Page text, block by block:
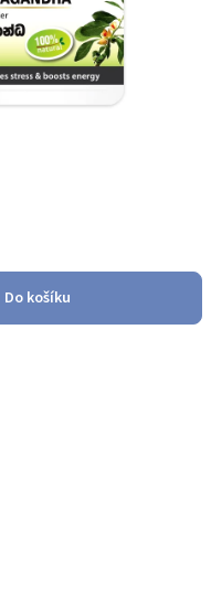
Do košíku